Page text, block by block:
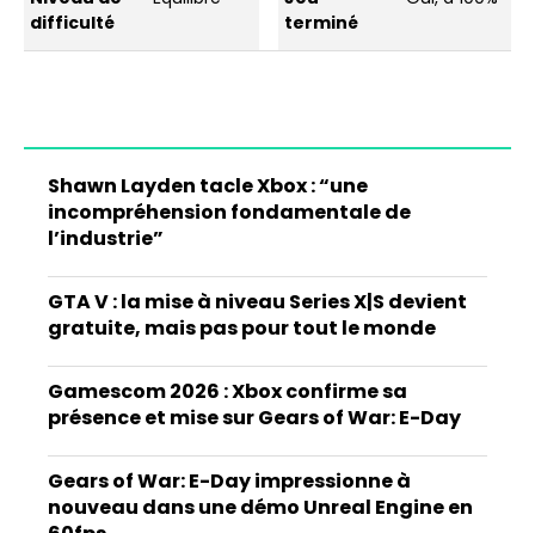
difficulté
terminé
Shawn Layden tacle Xbox : “une
incompréhension fondamentale de
l’industrie”
GTA V : la mise à niveau Series X|S devient
gratuite, mais pas pour tout le monde
Gamescom 2026 : Xbox confirme sa
présence et mise sur Gears of War: E-Day
Gears of War: E-Day impressionne à
nouveau dans une démo Unreal Engine en